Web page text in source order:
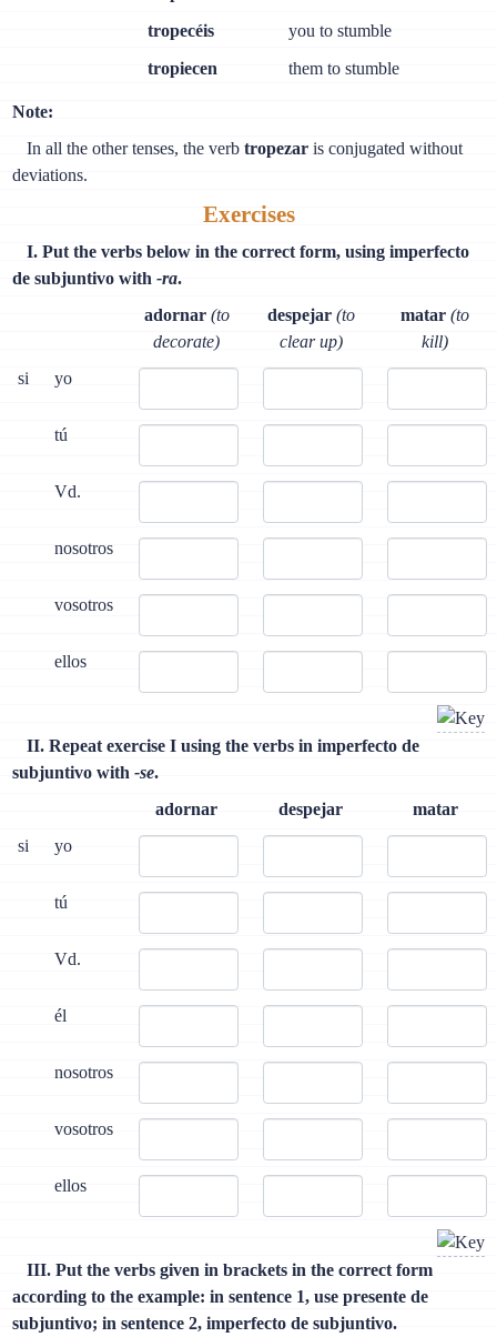
tropecéis
you to stumble
tropiecen
them to stumble
Note:
In all the other tenses, the verb tropezar is conjugated without
deviations.
Exercises
I. Put the verbs below in the correct form, using imperfecto
de subjuntivo with-ra.
adornar (to
decorate)
despejar (to
clear up)
matar (to
kill)
si
yo
tú
Vd.
nosotros
vosotros
ellos
II. Repeat exercise I using the verbs in imperfecto de
subjuntivo with-se.
adornar
despejar
matar
si
yo
tú
Vd.
él
nosotros
vosotros
ellos
III. Put the verbs given in brackets in the correct form
according to the example: in sentence 1, use presente de
subjuntivo; in sentence 2, imperfecto de subjuntivo.